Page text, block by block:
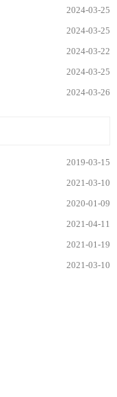
2024-03-25
2024-03-25
2024-03-22
2024-03-25
2024-03-26
2019-03-15
2021-03-10
2020-01-09
2021-04-11
2021-01-19
2021-03-10